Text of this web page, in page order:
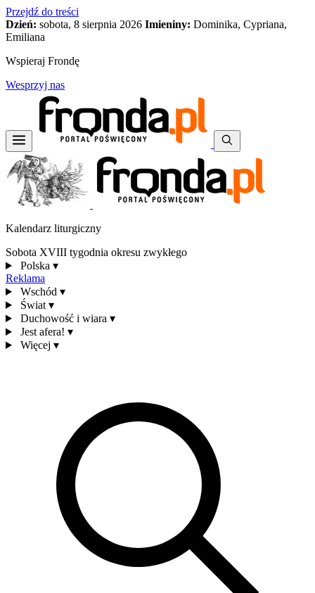
Przejdź do treści
Dzień: sobota, 8 sierpnia 2026 Imieniny: Dominika, Cypriana,
Emiliana
Wspieraj Frondę
Wesprzyj nas
Kalendarz liturgiczny
Sobota XVIII tygodnia okresu zwykłego
Polska ▾
Reklama
Wschód ▾
Świat ▾
Duchowość i wiara ▾
Jest afera! ▾
Więcej ▾